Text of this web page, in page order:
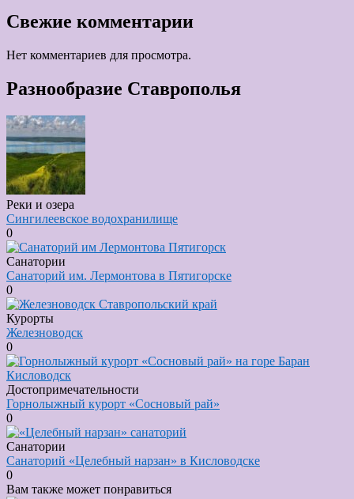
Свежие комментарии
Нет комментариев для просмотра.
Разнообразие Ставрополья
Реки и озера
Сингилеевское водохранилище
0
Санатории
Санаторий им. Лермонтова в Пятигорске
0
Курорты
Железноводск
0
Достопримечательности
Горнолыжный курорт «Сосновый рай»
0
Санатории
Санаторий «Целебный нарзан» в Кисловодске
0
Вам также может понравиться